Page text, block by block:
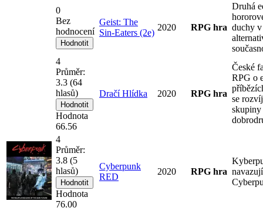
0
Bez
hodnocení
Geist: The
Sin-Eaters (2e)
2020 RPG hra
Druhá
duchy v
4
Průměr:
3.3 (64
hlasů)
Hodnota
66.56
Dračí Hlídka 2020 RPG hra
České
RPG o
se
skupiny
4
Průměr:
3.8 (5
hlasů)
Hodnota
76.00
Cyberpunk
RED
2020 RPG hra